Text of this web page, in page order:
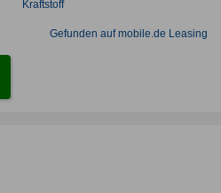
Kraftstoff
Gefunden auf mobile.de Leasing